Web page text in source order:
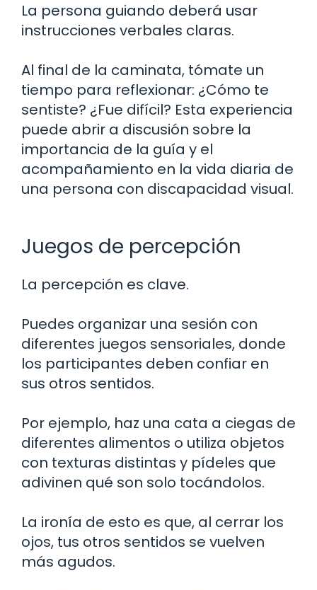
La persona guiando deberá usar
instrucciones verbales claras.
Al final de la caminata, tómate un
tiempo para reflexionar: ¿Cómo te
sentiste? ¿Fue difícil? Esta experiencia
puede abrir a discusión sobre la
importancia de la guía y el
acompañamiento en la vida diaria de
una persona con discapacidad visual.
Juegos de percepción
La percepción es clave.
Puedes organizar una sesión con
diferentes juegos sensoriales, donde
los participantes deben confiar en
sus otros sentidos.
Por ejemplo, haz una cata a ciegas de
diferentes alimentos o utiliza objetos
con texturas distintas y pídeles que
adivinen qué son solo tocándolos.
La ironía de esto es que, al cerrar los
ojos, tus otros sentidos se vuelven
más agudos.